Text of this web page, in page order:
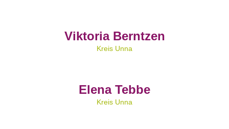
Viktoria Berntzen
Kreis Unna
Elena Tebbe
Kreis Unna